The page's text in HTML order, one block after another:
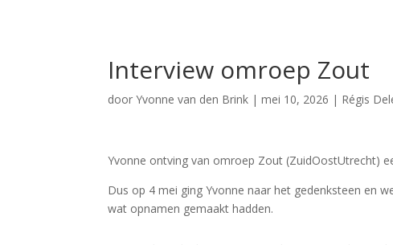
Interview omroep Zout
doorYvonne van den Brink |mei 10, 2026 | Régis
Yvonne ontving van omroep Zout (ZuidOostUtrecht)
Dus op 4 mei ging Yvonne naar het gedenksteen en
wat opnamen gemaakt hadden.